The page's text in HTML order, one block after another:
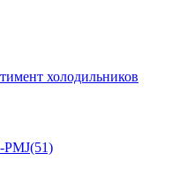
холодильников
PMJ(51)